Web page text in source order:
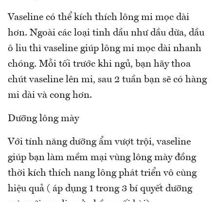
Vaseline có thể kích thích lông mi mọc dài
hơn. Ngoài các loại tinh dầu như dầu dừa, dầu
ô liu thì vaseline giúp lông mi mọc dài nhanh
chóng. Mỗi tối trước khi ngủ, bạn hãy thoa
chút vaseline lên mi, sau 2 tuần bạn sẽ có hàng
mi dài và cong hơn.
Dưỡng lông mày
Với tính năng dưỡng ẩm vượt trội, vaseline
giúp bạn làm mềm mại vùng lông mày đồng
thời kích thích nang lông phát triển vô cùng
hiệu quả ( áp dụng 1 trong 3 bí quyết dưỡng